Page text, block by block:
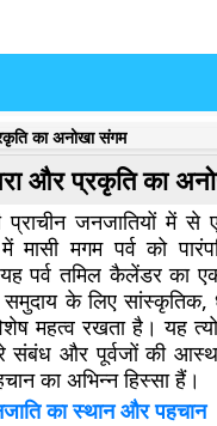
का अनोखा संगम
और प्रकृति का
प्राचीन जनजातियों में
मासी मगम पर्व को
पर्व तमिल कैलेंडर का
के लिए सांस्कृतिक,
महत्व रखता है। यह
संबंध और पूर्वजों की
का अभिन्न हिस्सा हैं।
का स्थान और पहचान